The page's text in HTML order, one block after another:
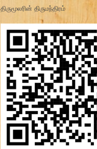
திருமூலரின் திருமந்திரம்